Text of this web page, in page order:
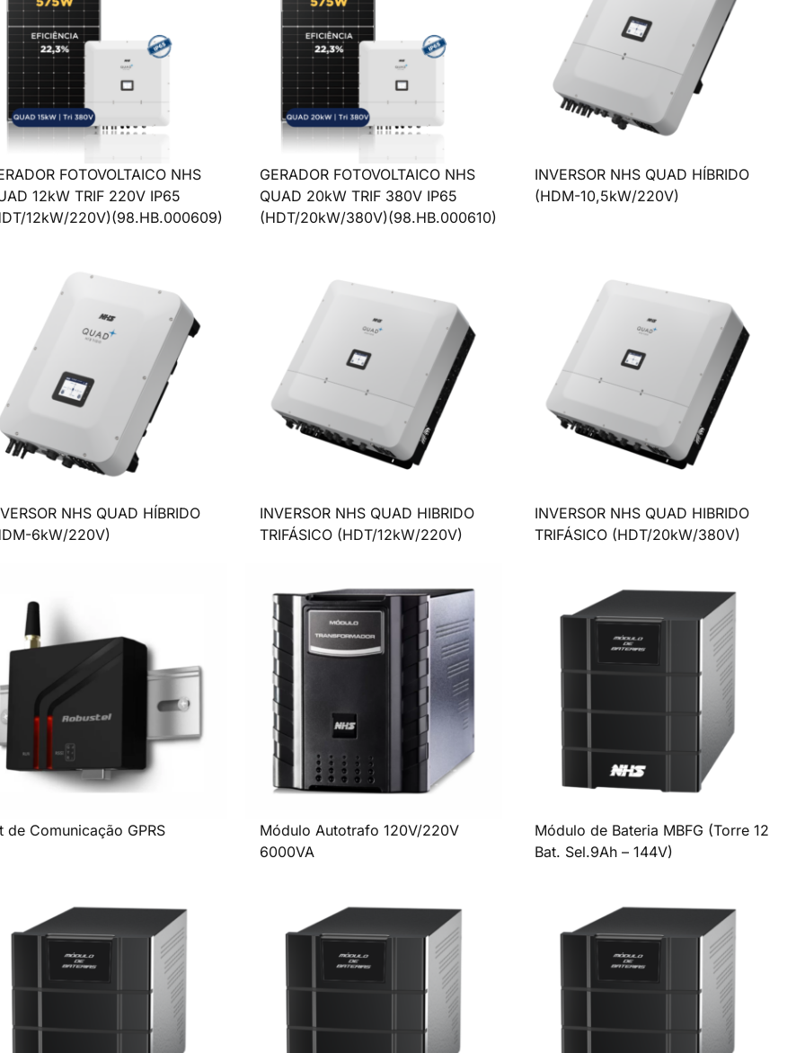
FOTOVOLTAICO NHS
12kW TRIF 220V IP65
12kW/220V)(98.HB.000609)
GERADOR FOTOVOLTAICO NHS
QUAD 20kW TRIF 380V IP65
(HDT/20kW/380V)(98.HB.000610)
INVERSOR NHS QUAD HÍBRIDO
(HDM-10,5kW/220V)
NHS QUAD HÍBRIDO
6kW/220V)
INVERSOR NHS QUAD HIBRIDO
TRIFÁSICO (HDT/12kW/220V)
INVERSOR NHS QUAD HIBRIDO
TRIFÁSICO (HDT/20kW/380V)
de Comunicação GPRS
Módulo Autotrafo 120V/220V
6000VA
Módulo de Bateria MBFG (Torre 12
Bat. Sel.9Ah – 144V)